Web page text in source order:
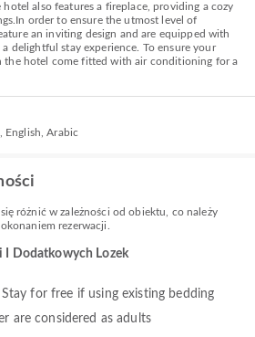
also features a fireplace, providing a cozy
order to ensure the utmost level of
an inviting design and are equipped with
delightful stay experience. To ensure your
the hotel come fitted with air conditioning for a
English, Arabic
różnić w zależności od obiektu, co należy
rezerwacji.
I Dodatkowych Lozek
for free if using existing bedding
are considered as adults